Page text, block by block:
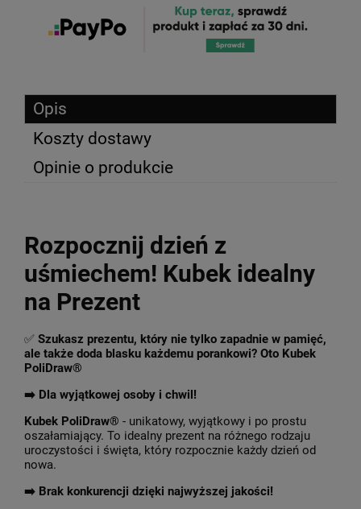
Opis
Koszty dostawy
Opinie o produkcie
Rozpocznij dzień z
uśmiechem! Kubek idealny
na Prezent
✅ Szukasz prezentu, który nie tylko zapadnie w pamięć,
ale także doda blasku każdemu porankowi? Oto Kubek
PoliDraw®
➡️ Dla wyjątkowej osoby i chwil!
Kubek PoliDraw® - unikatowy, wyjątkowy i po prostu
oszałamiający. To idealny prezent na różnego rodzaju
uroczystości i święta, który rozpocznie każdy dzień od
nowa.
➡️ Brak konkurencji dzięki najwyższej jakości!